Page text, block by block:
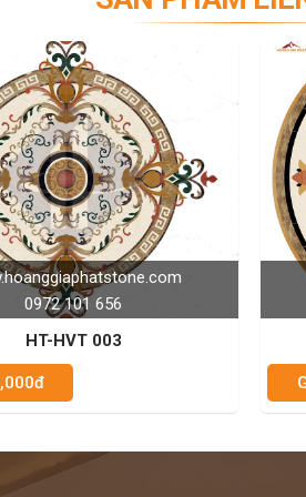
www.hoanggiaphatstone.com
0972 101 656
HT-HVT 048
Giá: 10,000đ